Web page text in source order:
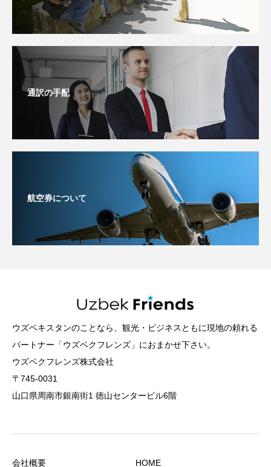
通訳の手配
航空券について
ウズベキスタンのことなら、観光・ビジネスともに現地の頼れる
パートナー「ウズベクフレンズ」におまかせ下さい。
ウズベクフレンズ株式会社
〒745-0031
山口県周南市銀南街1 徳山センタービル6階
会社概要 HOME